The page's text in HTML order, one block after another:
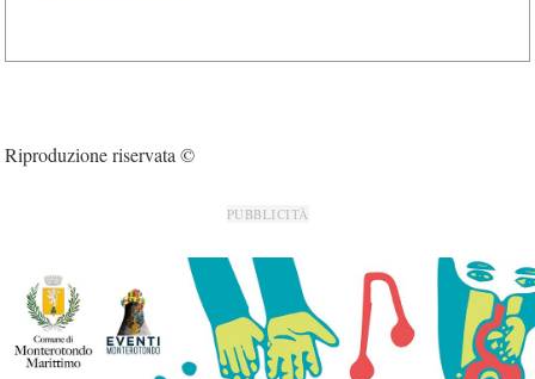
Riproduzione riservata ©
PUBBLICITÀ